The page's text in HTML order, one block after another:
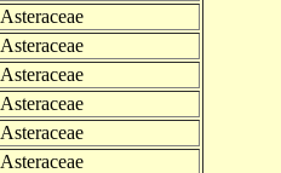
Asteraceae
Asteraceae
Asteraceae
Asteraceae
Asteraceae
Asteraceae